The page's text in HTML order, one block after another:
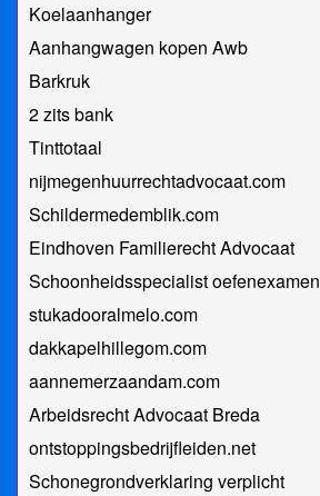
Koelaanhanger
Aanhangwagen kopen Awb
Barkruk
2 zits bank
Tinttotaal
nijmegenhuurrechtadvocaat.com
Schildermedemblik.com
Eindhoven Familierecht Advocaat
Schoonheidsspecialist oefenexamen
stukadooralmelo.com
dakkapelhillegom.com
aannemerzaandam.com
Arbeidsrecht Advocaat Breda
ontstoppingsbedrijfleiden.net
Schonegrondverklaring verplicht